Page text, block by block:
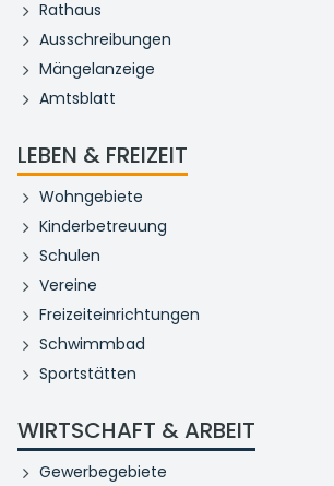
Rathaus
Ausschreibungen
Mängelanzeige
Amtsblatt
LEBEN & FREIZEIT
Wohngebiete
Kinderbetreuung
Schulen
Vereine
Freizeiteinrichtungen
Schwimmbad
Sportstätten
WIRTSCHAFT & ARBEIT
Gewerbegebiete